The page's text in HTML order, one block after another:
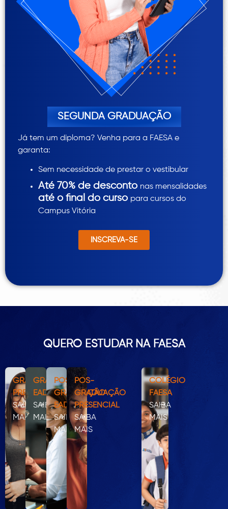
SEGUNDA GRADUAÇÃO
Já tem um diploma? Venha para a FAESA e
garanta:
Sem necessidade de prestar o vestibular
Até 70% de desconto nas mensalidades
até o final do curso para cursos do
Campus Vitória
INSCREVA-SE
QUERO ESTUDAR NA FAESA
GRADUAÇÃO
PRESENCIAL
SAIBA
MAIS
GRADUAÇÃO
EAD
SAIBA
MAIS
PÓS-
GRADUAÇÃO
EAD
SAIBA
MAIS
PÓS-
GRADUAÇÃO
PRESENCIAL
SAIBA
MAIS
COLÉGIO
FAESA
SAIBA
MAIS